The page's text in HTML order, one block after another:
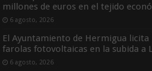
millones de euros en el tejido
6 agosto, 2026
El Ayuntamiento de Hermigua licita
farolas fotovoltaicas en la subida a
6 agosto, 2026